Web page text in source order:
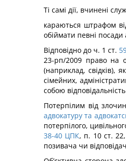
Ті самі дії, вчинені
караються штрафом
обіймати певні
Відповідно до ч. 1 ст.
23-рп/2009 право на
(наприклад, свідків),
сімей­них,
собою
Потерпілим від
адвокатуру та
потерпілого,
38-40 ЦПК, п. 10 ст. 22,
позивача чи